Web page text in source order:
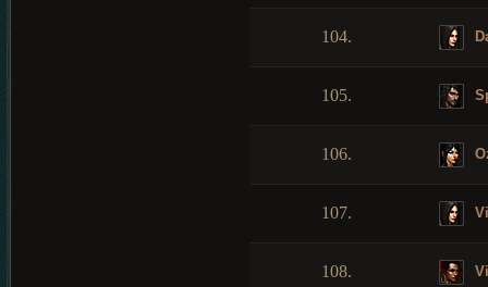
104.
105.
106.
107.
108.